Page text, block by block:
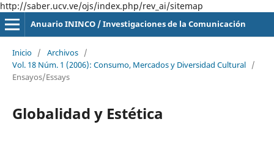
http://saber.ucv.ve/ojs/index.php/rev_ai/sitemap
Anuario ININCO / Investigaciones de la Comunicación
Inicio / Archivos /
Vol. 18 Núm. 1 (2006): Consumo, Mercados y Diversidad Cultural /
Ensayos/Essays
Globalidad y Estética